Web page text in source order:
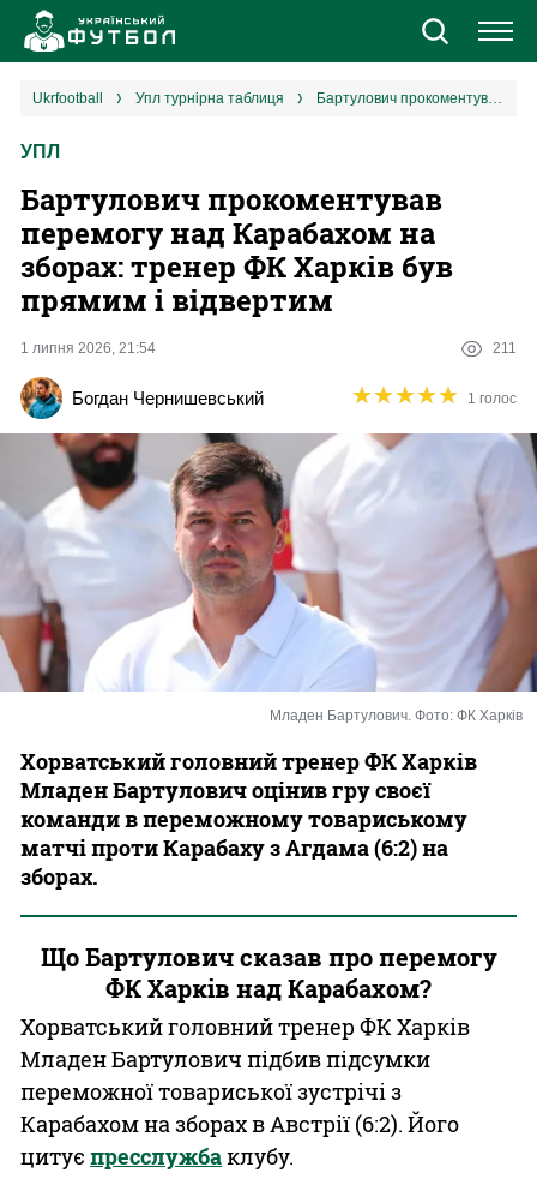
Новини
Єврокубки
УПЛ
2 ліга
Різне
Букмекери
Казино
ukrfootball упл турнірна таблиця Бартулович прокоментував перемогу над Карабахом на зборах: тренер ФК Харків був прямим і відвертим
УПЛ
Бартулович прокоментував
перемогу над Карабахом на
зборах: тренер ФК Харків був
прямим і відвертим
1 липня 2026, 21:54 211
Богдан Чернишевський ★★★★★
★★★★★ 1 голос
Младен Бартулович. Фото: ФК Харків
Хорватський головний тренер ФК Харків
Младен Бартулович оцінив гру своєї
команди в переможному товариському
матчі проти Карабаху з Агдама (6:2) на
зборах.
Що Бартулович сказав про перемогу
ФК Харків над Карабахом?
Хорватський головний тренер ФК Харків
Младен Бартулович підбив підсумки
переможної товариської зустрічі з
Карабахом на зборах в Австрії (6:2). Його
цитує пресслужбаклубу.